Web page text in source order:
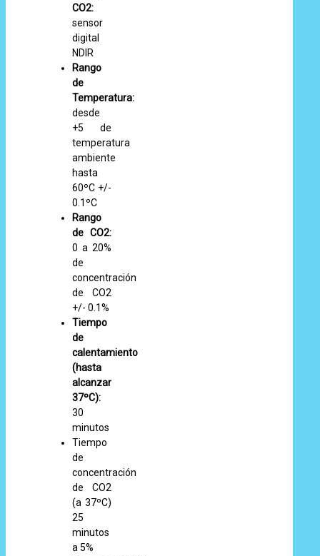
CO2:
sensor
digital
NDIR
Rango
de
Temperatura:
desde
+5 de
temperatura
ambiente
hasta
60ºC +/-
0.1ºC
Rango
de CO2:
0 a 20%
de
concentración
de CO2
+/- 0.1%
Tiempo
de
calentamiento
(hasta
alcanzar
37ºC):
30
minutos
Tiempo
de
concentración
de CO2
(a 37ºC)
25
minutos
a 5%